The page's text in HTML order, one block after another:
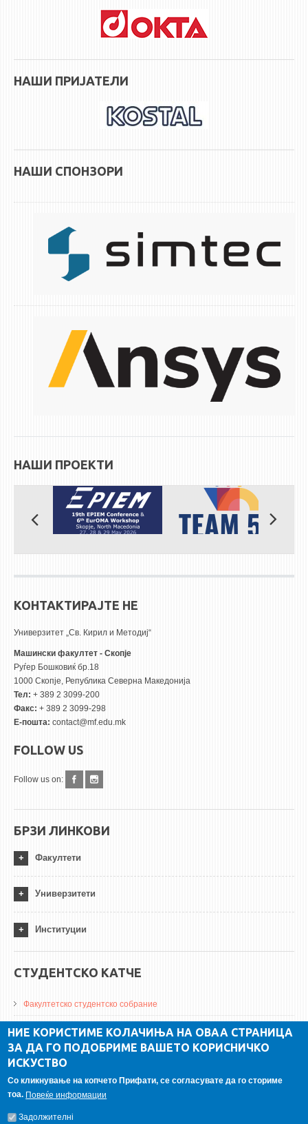
НАШИ ПРИЈАТЕЛИ
НАШИ СПОНЗОРИ
НАШИ ПРОЕКТИ
КОНТАКТИРАЈТЕ НЕ
Универзитет „Св. Кирил и Методиј“
Машински факултет - Скопје
Руѓер Бошковиќ бр.18
1000 Скопје, Република Северна Македонија
Тел: + 389 2 3099-200
Факс: + 389 2 3099-298
Е-пошта: contact@mf.edu.mk
FOLLOW US
Follow us on:
БРЗИ ЛИНКОВИ
Факултети
Универзитети
Институции
СТУДЕНТСКО КАТЧЕ
Факултетско студентско собрание
ДА Винчи магазин
Алумни асоцијација
ГАЛЕРИЈА
НИЕ КОРИСТИМЕ КОЛАЧИЊА НА ОВАА СТРАНИЦА
ЗА ДА ГО ПОДОБРИМЕ ВАШЕТО КОРИСНИЧКО
ИСКУСТВО
Со кликнување на копчето Прифати, се согласувате да го сториме
тоа. Повеќе информации
Задолжителнi